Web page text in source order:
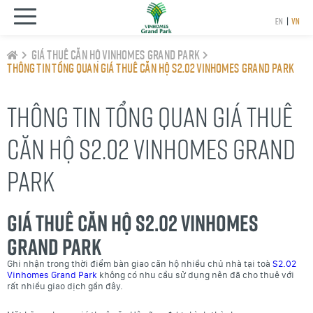
EN | VN
Giá thuê căn hộ Vinhomes Grand Park
Thông tin tổng quan Giá thuê căn hộ S2.02 Vinhomes Grand Park
THÔNG TIN TỔNG QUAN GIÁ THUÊ
CĂN HỘ S2.02 VINHOMES GRAND
PARK
Giá thuê căn hộ S2.02 Vinhomes
Grand Park
Ghi nhận trong thời điểm bàn giao căn hộ nhiều chủ nhà tại toà S2.02
Vinhomes Grand Park không có nhu cầu sử dụng nên đã cho thuê với
rất nhiều giao dịch gần đây.